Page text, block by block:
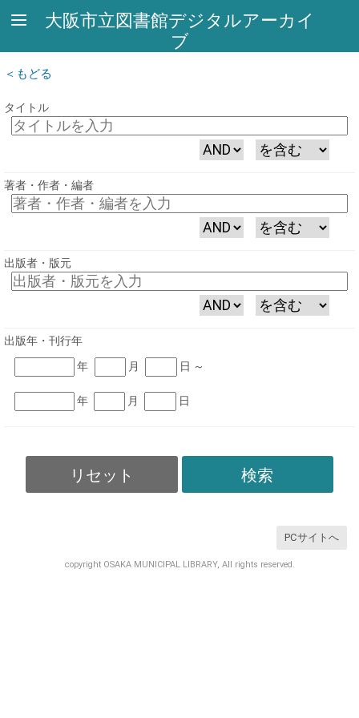
大阪市立図書館デジタルアーカイ
ブ
もどる
タイトル
著者・作者・編者
出版者・版元
出版年・刊行年
年
月 日 ～
年 月 日
リセット 検索
PCサイトへ
copyright OSAKA MUNICIPAL LIBRARY, All rights reserved.